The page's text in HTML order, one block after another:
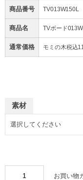
商品番号 TV013W150L
商品名 TVボード
通常価格 モミの木税込
素材
お買い物